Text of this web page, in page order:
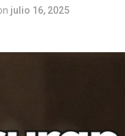
julio 16, 2025